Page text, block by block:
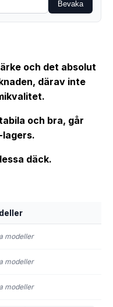
Bevaka
och det absolut
därav inte
och bra, går
däck.
modeller
modeller
modeller